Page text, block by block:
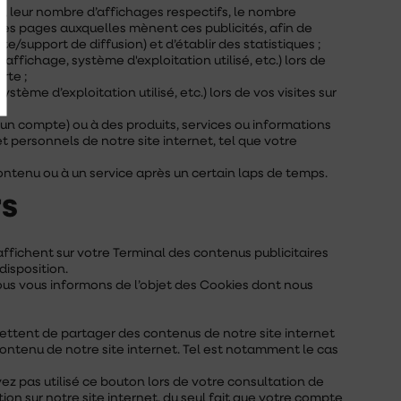
leur nombre d’affichages respectifs, le nombre
pages auxquelles mènent ces publicités, afin de
support de diffusion) et d’établir des statistiques ;
système d'exploitation utilisé, etc.) lors de
;
d’exploitation utilisé, etc.) lors de vos visites sur
compte) ou à des produits, services ou informations
personnels de notre site internet, tel que votre
ou à un service après un certain laps de temps.
sur votre Terminal des contenus publicitaires
vous informons de l’objet des Cookies dont nous
de partager des contenus de notre site internet
de notre site internet. Tel est notamment le cas
pas utilisé ce bouton lors de votre consultation de
sur notre site internet, du seul fait que votre compte